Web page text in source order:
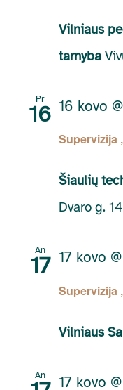
Vilniaus
tarnyba
Pr
16
Supervizija
16 kovo
Šiaulių
Dvaro g.
An
17
Supervizija
17 kovo
Vilniaus
An 17 kovo